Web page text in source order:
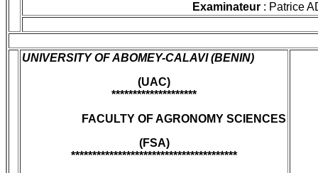
Examinateur : Patrice
UNIVERSITY OF ABOMEY-CALAVI (BENIN)
(UAC)
********************
FACULTY OF AGRONOMY SCIENCES
(FSA)
***************************************